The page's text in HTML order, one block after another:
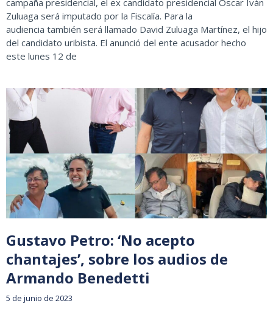
campaña presidencial, el ex candidato presidencial Oscar Iván
Zuluaga será imputado por la Fiscalía. Para la
audiencia también será llamado David Zuluaga Martínez, el hijo
del candidato uribista. El anunció del ente acusador hecho
este lunes 12 de
Gustavo Petro: ‘No acepto
chantajes’, sobre los audios de
Armando Benedetti
5 de junio de 2023